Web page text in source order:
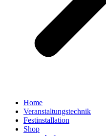
Home
Veranstaltungstechnik
Festinstallation
Shop